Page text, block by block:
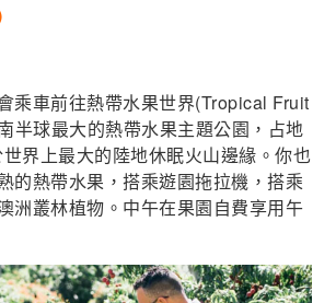
乘車前往熱帶水果世界(Tropical Fruit
半球最大的熱帶水果主題公園，占地
界上最大的陸地休眠火山邊緣。你也
的熱帶水果，搭乘遊園拖拉機，搭乘
洲叢林植物。中午在果園自費享用午